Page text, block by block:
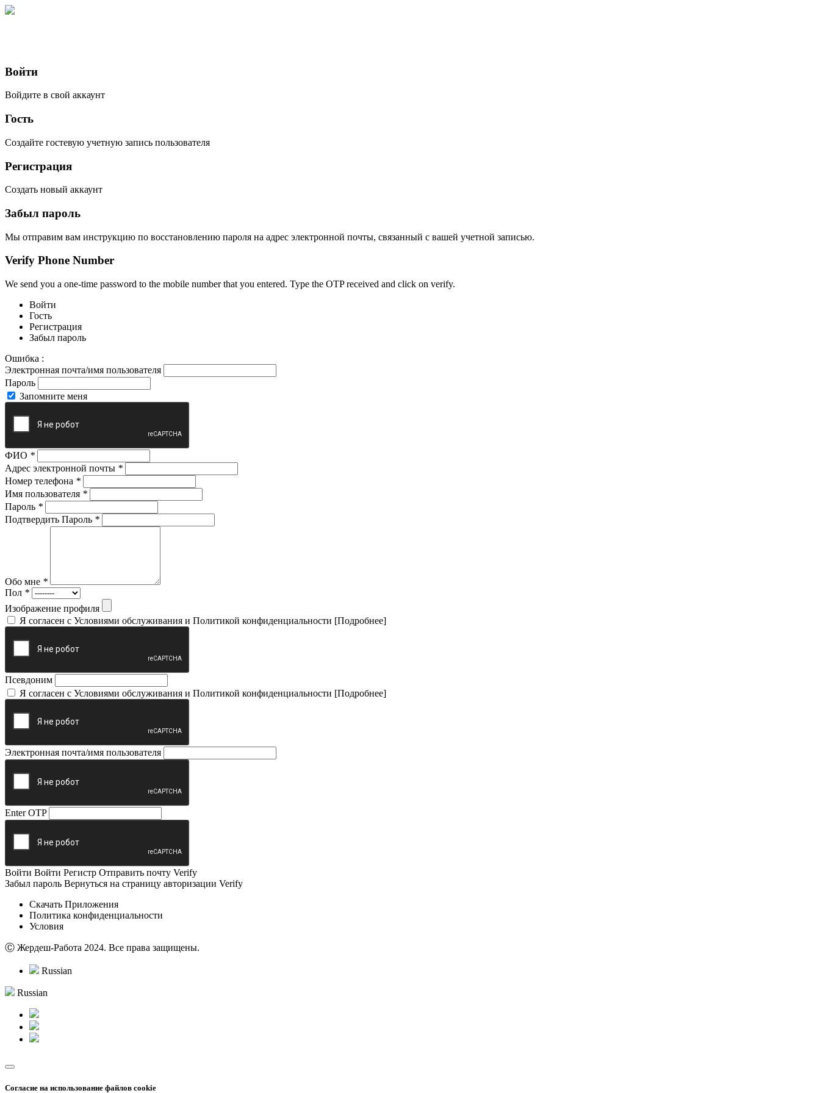
Войти
Войдите в свой аккаунт
Гость
Создайте гостевую учетную запись пользователя
Регистрация
Создать новый аккаунт
Забыл пароль
Мы отправим вам инструкцию по восстановлению пароля на адрес электронной почты, связанный с вашей учетной записью.
Verify Phone Number
We send you a one-time password to the mobile number that you entered. Type the OTP received and click on verify.
Войти
Гость
Регистрация
Забыл пароль
Ошибка :
Электронная почта/имя пользователя
Пароль
Запомните меня
ФИО *
Адрес электронной почты *
Номер телефона *
Имя пользователя *
Пароль *
Подтвердить Пароль *
Обо мне *
Пол *
Изображение профиля
Я согласен с Условиями обслуживания и Политикой конфиденциальности [Подробнее]
Псевдоним
Я согласен с Условиями обслуживания и Политикой конфиденциальности [Подробнее]
Электронная почта/имя пользователя
Enter OTP
Войти Войти Регистр Отправить почту Verify
Забыл пароль Вернуться на страницу авторизации Verify
Скачать Приложения
Политика конфиденциальности
Условия
Ⓒ Жердеш-Работа 2024. Все права защищены.
Russian
Russian
Согласие на использование файлов cookie